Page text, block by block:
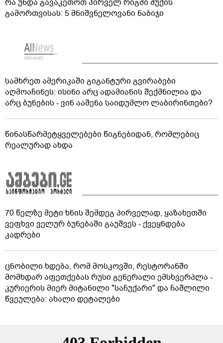
რა უნდა გავაკეთოთ პირველ რიგში შუქის
გამორთვისას: 5 მნიშვნელოვანი ნაბიჯი
სამხრეთ ამერიკაში გიგანტური გვირაბები
აღმოაჩინეს: ისინი არც ადამიანის შექმნილია და
არც ბუნების - ვინ ააშენა საიდუმლო ლაბირინთები?
წინასწარმეტყველებები წიგნებიდან, რომლებიც
რეალურად ახდა
70 წელზე მეტი ხნის შემდეგ პირველად, ყაზახეთში
ვეფხვი ველურ ბუნებაში გაუშვეს - ქვეყნდება
კადრები
ცნობილი ხდება, რომ მოსკოვში, რესტორანში
მომხდარ აფეთქებას რუსი გენერალი ემსხვერპლა -
კურიერის მიერ მიტანილი "საჩუქარი" და ჩაშლილი
წვეულება: ახალი დეტალები